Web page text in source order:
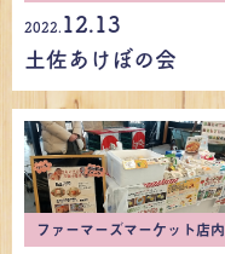
2022. 12.13
土佐あけぼの会
ファーマーズマーケット店内